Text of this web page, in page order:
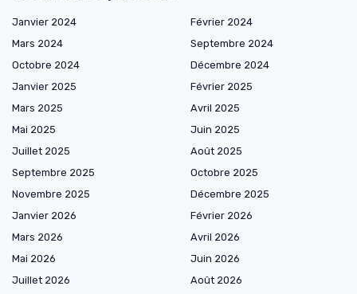
Janvier 2024
Février 2024
Mars 2024
Septembre 2024
Octobre 2024
Décembre 2024
Janvier 2025
Février 2025
Mars 2025
Avril 2025
Mai 2025
Juin 2025
Juillet 2025
Août 2025
Septembre 2025
Octobre 2025
Novembre 2025
Décembre 2025
Janvier 2026
Février 2026
Mars 2026
Avril 2026
Mai 2026
Juin 2026
Juillet 2026
Août 2026